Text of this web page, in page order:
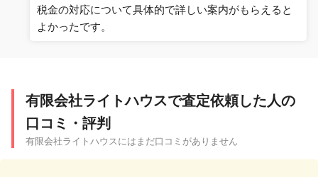
税金の対応について具体的で詳しい案内がもらえると
よかったです。
有限会社ライトハウスで査定依頼した人の
口コミ・評判
有限会社ライトハウスにはまだ口コミがありません